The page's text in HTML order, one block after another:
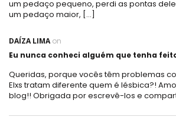
um pedaço pequeno, perdi as pontas
um pedaço maior, […]
DAÍZA LIMAon
Eu nunca conheci alguém que tenha
Queridas, porque vocês têm problemas
Elxs tratam diferente quem é lésbica?!
blog!! Obrigada por escrevê-los e